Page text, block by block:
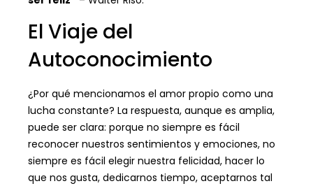
El Viaje del
Autoconocimiento
¿Por qué mencionamos el amor propio como una
lucha constante? La respuesta, aunque es amplia,
puede ser clara: porque no siempre es fácil
reconocer nuestros sentimientos y emociones, no
siempre es fácil elegir nuestra felicidad, hacer lo
que nos gusta, dedicarnos tiempo, aceptarnos tal